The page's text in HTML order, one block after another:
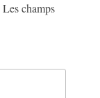
Les champs